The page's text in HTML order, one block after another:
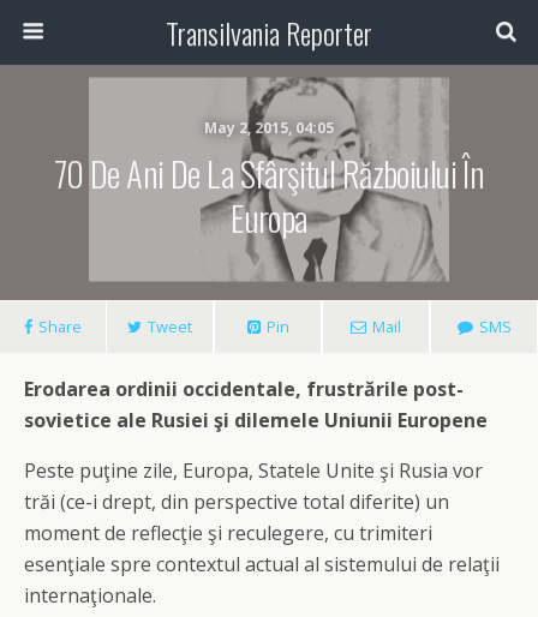
Transilvania Reporter
May 2, 2015, 04:05
70 De Ani De La Sfârşitul Războiului În
Europa
Share Tweet Pin Mail SMS
Erodarea ordinii occidentale, frustrările post-
sovietice ale Rusiei şi dilemele Uniunii Europene
Peste puţine zile, Europa, Statele Unite şi Rusia vor
trăi (ce-i drept, din perspective total diferite) un
moment de reflecţie şi reculegere, cu trimiteri
esenţiale spre contextul actual al sistemului de relaţii
internaţionale.